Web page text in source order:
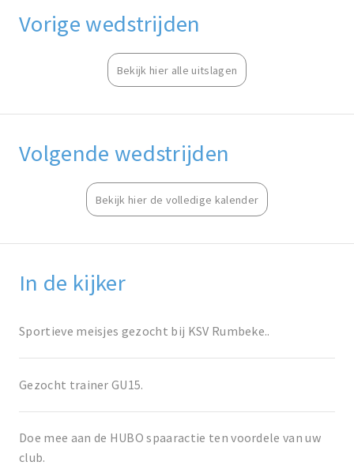
Vorige wedstrijden
Bekijk hier alle uitslagen
Volgende wedstrijden
Bekijk hier de volledige kalender
In de kijker
Sportieve meisjes gezocht bij KSV Rumbeke..
Gezocht trainer GU15.
Doe mee aan de HUBO spaaractie ten voordele van uw
club.